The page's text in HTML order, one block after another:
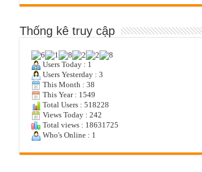
Thống kê truy cập
Users Today : 1
Users Yesterday : 3
This Month : 38
This Year : 1549
Total Users : 518228
Views Today : 242
Total views : 18631725
Who's Online : 1